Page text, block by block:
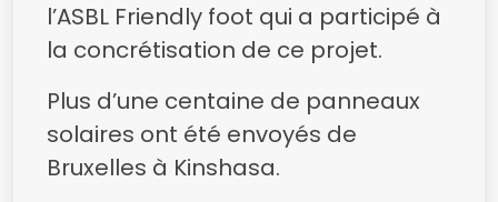
l’ASBL Friendly foot qui a participé à
la concrétisation de ce projet.
Plus d’une centaine de panneaux
solaires ont été envoyés de
Bruxelles à Kinshasa.